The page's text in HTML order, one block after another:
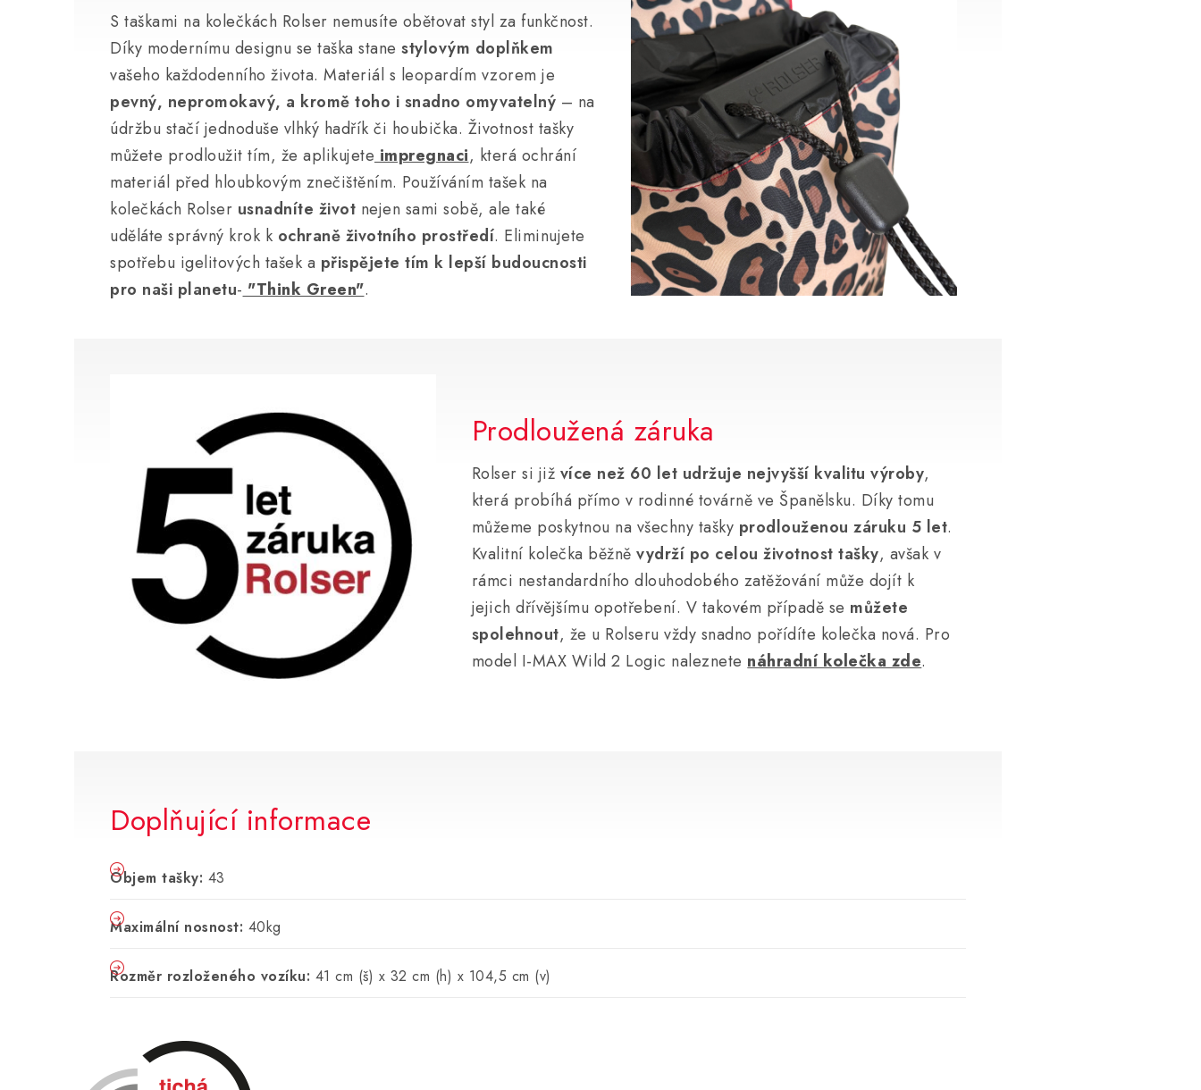
S taškami na kolečkách Rolser nemusíte obětovat styl za funkčnost.
Díky modernímu designu se taška stane stylovým doplňkem
vašeho každodenního života. Materiál s leopardím vzorem je
pevný, nepromokavý, a kromě toho i snadno omyvatelný – na
údržbu stačí jednoduše vlhký hadřík či houbička. Životnost tašky
můžete prodloužit tím, že aplikujete impregnaci, která ochrání
materiál před hloubkovým znečištěním. Používáním tašek na
kolečkách Rolser usnadníte život nejen sami sobě, ale také
uděláte správný krok k ochraně životního prostředí. Eliminujete
spotřebu igelitových tašek a přispějete tím k lepší budoucnosti
pro naši planetu- "Think Green".
Prodloužená záruka
Rolser si již více než 60 let udržuje nejvyšší kvalitu výroby,
která probíhá přímo v rodinné továrně ve Španělsku. Díky tomu
můžeme poskytnou na všechny tašky prodlouženou záruku 5 let.
Kvalitní kolečka běžněvydrží po celou životnost tašky, avšak v
rámci nestandardního dlouhodobého zatěžování může dojít k
jejich dřívějšímu opotřebení. V takovém případě se můžete
spolehnout, že u Rolseru vždy snadno pořídíte kolečka nová. Pro
model I-MAX Wild 2 Logic naleznete náhradní kolečka zde.
Doplňující informace
Objem tašky: 43
Maximální nosnost: 40kg
Rozměr rozloženého vozíku: 41 cm (š) x 32 cm (h) x 104,5 cm (v)